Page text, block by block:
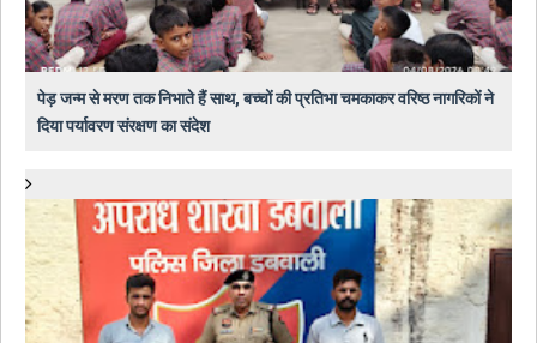
पेड़ जन्म से मरण तक निभाते हैं साथ, बच्चों की प्रतिभा चमकाकर वरिष्ठ नागरिकों ने
दिया पर्यावरण संरक्षण का संदेश